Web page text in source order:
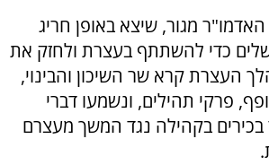
מגור, שיצא באופן חריג
כדי להשתתף בעצרת ולחזק את
העצרת קרא שר השיכון והבינוי,
פרקי תהילים, ונשמעו דברי
בקהילה נגד המשך מעצרם